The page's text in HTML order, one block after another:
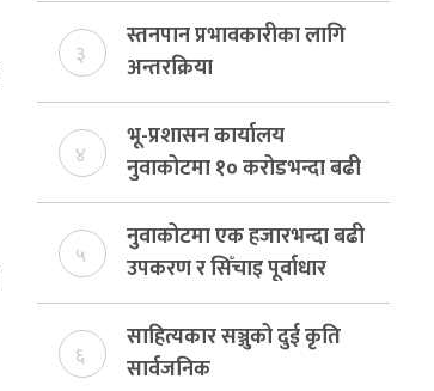
किन?, बस्ति विकास दर्ता नभए
समिति विघटन हुने
३
स्तनपान प्रभावकारीका लागि
अन्तरक्रिया
४
भू-प्रशासन कार्यालय
नुवाकोटमा १० करोडभन्दा बढी
राजस्व संकलन, ७४ प्रतिशत
बेरुजु फर्छयौट
५
नुवाकोटमा एक हजारभन्दा बढी
उपकरण र सिँचाइ पूर्वाधार
निर्माण
६
साहित्यकार सञ्जुको दुई कृति
सार्वजनिक